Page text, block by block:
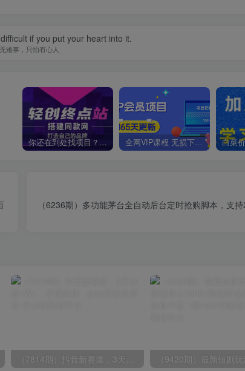
if you put your heart into it.
难事，只怕有心人
你还在到处找项目？还在当韭菜？我靠卖项目一个月收入5万+，曾经我也是个失败者。 全网VIP课程 无损下载~
（6236期）多功能茅台全自动后台定时抢购脚本，支
（7814期）抖音新赛道，3天涨粉1W+，变现多样，giao哥英文语录